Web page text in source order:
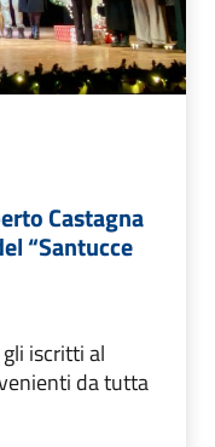
Castagna
“Santucce
iscritti al
da tutta